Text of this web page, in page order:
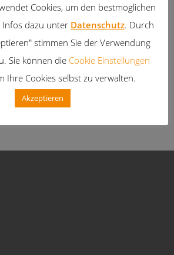
Cookies, um den bestmöglichen
Infos dazu unter Datenschutz. Durch
stimmen Sie der Verwendung
Sie können die Cookie Einstellungen
Ihre Cookies selbst zu verwalten.
Akzeptieren